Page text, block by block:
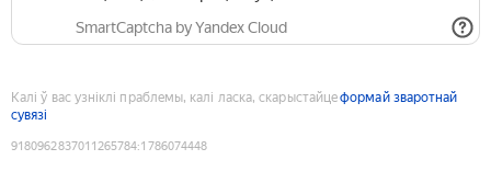
SmartCaptcha by Yandex Cloud
Калі ў вас узніклі праблемы, калі ласка, скарыстайцеформай зваротнай
сувязі
9180962837011265784:1786074448